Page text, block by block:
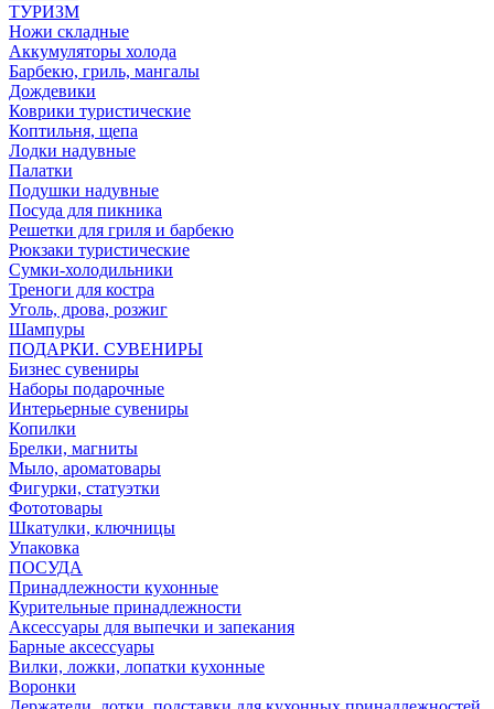
ТУРИЗМ
Ножи складные
Аккумуляторы холода
Барбекю, гриль, мангалы
Дождевики
Коврики туристические
Коптильня, щепа
Лодки надувные
Палатки
Подушки надувные
Посуда для пикника
Решетки для гриля и барбекю
Рюкзаки туристические
Сумки-холодильники
Треноги для костра
Уголь, дрова, розжиг
Шампуры
ПОДАРКИ. СУВЕНИРЫ
Бизнес сувениры
Наборы подарочные
Интерьерные сувениры
Копилки
Брелки, магниты
Мыло, ароматовары
Фигурки, статуэтки
Фототовары
Шкатулки, ключницы
Упаковка
ПОСУДА
Принадлежности кухонные
Курительные принадлежности
Аксессуары для выпечки и запекания
Барные аксессуары
Вилки, ложки, лопатки кухонные
Воронки